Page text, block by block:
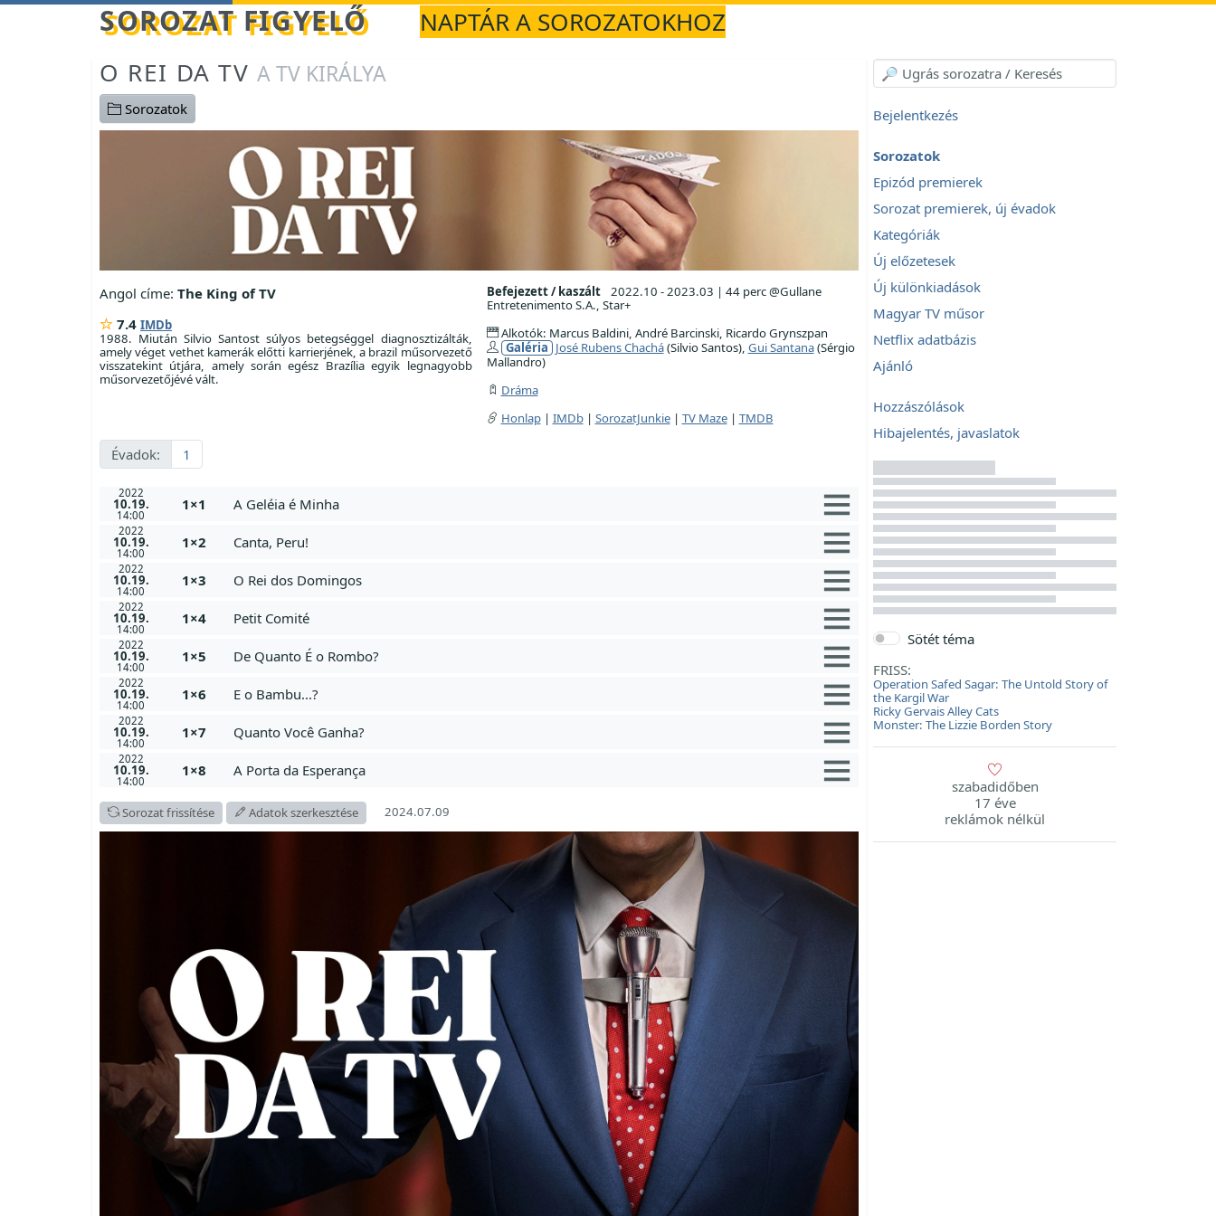
Betöltés... SOROZAT FIGYELŐ
NAPTÁR A SOROZATOKHOZ
O REI DA TV A TV KIRÁLYA
Sorozatok
Angol címe: The King of TV
7.4 IMDb
1988. Miután Silvio Santost súlyos betegséggel diagnosztizálták,
amely véget vethet kamerák előtti karrierjének, a brazil műsorvezető
visszatekint útjára, amely során egész Brazília egyik legnagyobb
műsorvezetőjévé vált.
Befejezett / kaszált 2022.10 - 2023.03 | 44 perc @Gullane
Entretenimento S.A., Star+
Alkotók: Marcus Baldini, André Barcinski, Ricardo Grynszpan
Galéria José Rubens Chachá(Silvio Santos), Gui Santana(Sérgio
Mallandro)
Dráma
Honlap| IMDb| SorozatJunkie| TV Maze| TMDB
Évadok: 1
2022
10.19.
14:00
1×1 A Geléia é Minha
2022
10.19.
14:00
1×2 Canta, Peru!
2022
10.19.
14:00
1×3 O Rei dos Domingos
2022
10.19.
14:00
1×4 Petit Comité
2022
10.19.
14:00
1×5 De Quanto É o Rombo?
2022
10.19.
14:00
1×6 E o Bambu...?
2022
10.19.
14:00
1×7 Quanto Você Ganha?
2022
10.19.
14:00
1×8 A Porta da Esperança
Sorozat frissítése Adatok szerkesztése 2024.07.09
Bejelentkezés
Sorozatok
Epizód premierek
Sorozat premierek, új évadok
Kategóriák
Új előzetesek
Új különkiadások
Magyar TV műsor
Netflix adatbázis
Ajánló
Hozzászólások
Hibajelentés, javaslatok
Sötét téma
FRISS:
Operation Safed Sagar: The Untold Story of
the Kargil War
Ricky Gervais Alley Cats
Monster: The Lizzie Borden Story
szabadidőben
17 éve
reklámok nélkül